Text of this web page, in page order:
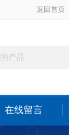
返回首页
在线留言